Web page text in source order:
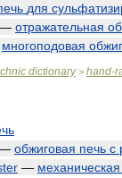
для
— отражательная
многоподовая
dictionary> hand-
обжиговая печь с
— механическая